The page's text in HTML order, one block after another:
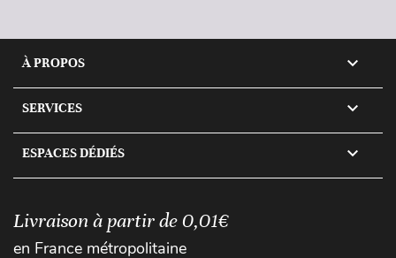
À PROPOS 
SERVICES 
ESPACES DÉDIÉS 
Livraison à partir de 0,01€
en France métropolitaine